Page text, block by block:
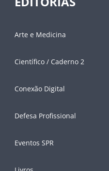
Arte e Medicina
Científico / Caderno 2
Conexão Digital
Defesa Profissional
Eventos SPR